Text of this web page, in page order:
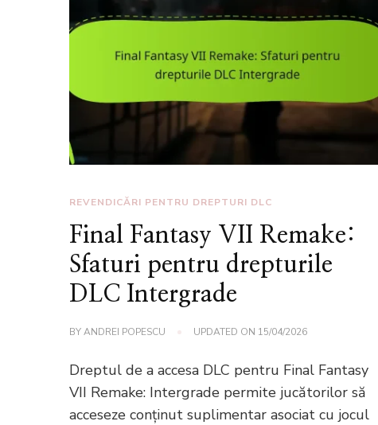
REVENDICĂRI PENTRU DREPTURI DLC
Final Fantasy VII Remake:
Sfaturi pentru drepturile
DLC Intergrade
BYANDREI POPESCU UPDATED ON 15/04/2026
Dreptul de a accesa DLC pentru Final Fantasy
VII Remake: Intergrade permite jucătorilor să
acceseze conținut suplimentar asociat cu jocul